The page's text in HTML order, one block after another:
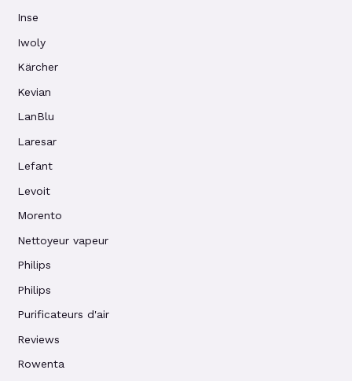
Inse
Iwoly
Kärcher
Kevian
LanBlu
Laresar
Lefant
Levoit
Morento
Nettoyeur vapeur
Philips
Philips
Purificateurs d'air
Reviews
Rowenta